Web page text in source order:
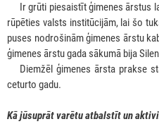
Ir grūti piesaistīt ģimenes ārstus
rūpēties valsts institūcijām, lai šo
puses nodrošinām ģimenes ārstu
ģimenes ārstu gada sākumā bija
Diemžēl ģimenes ārsta prakse
ceturto gadu.
Kā jūsuprāt varētu atbalstīt un